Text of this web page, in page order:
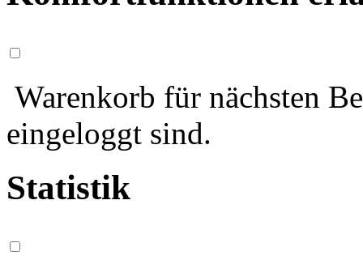
Warenkorb für nächsten
eingeloggt sind.
Statistik